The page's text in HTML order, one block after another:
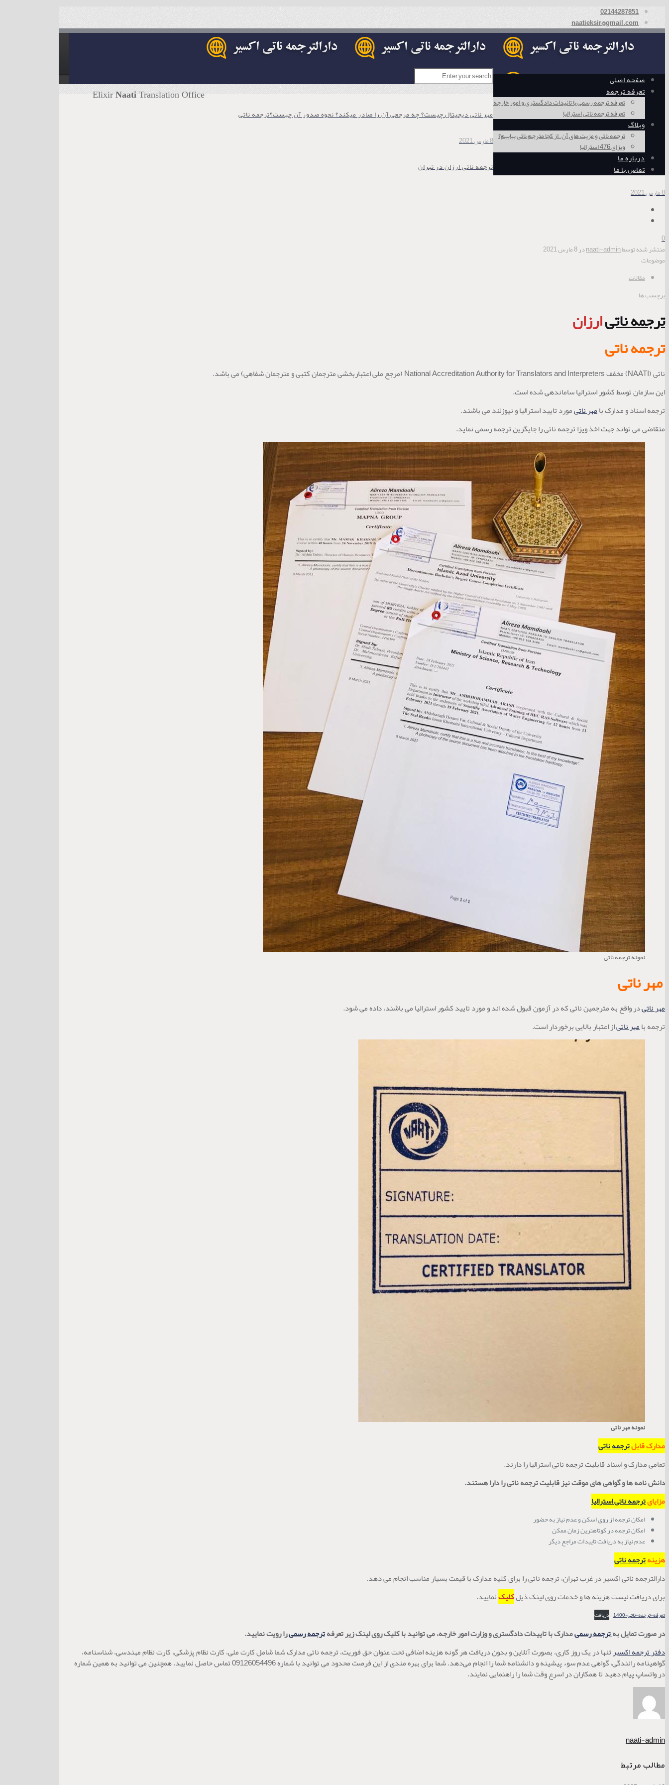
02144287851
naatieksir@gmail.com
صفحه اصلی
تعرفه ترجمه
تعرفه ترجمه رسمی با تائیدات دادگستری و امور خارجه
تعرفه ترجمه ناتی استرالیا
وبلاگ
ترجمه ناتی و مزیت های آن – از کجا مترجم ناتی بیابیم؟
ویزای 476 استرالیا
درباره ما
تماس با ما
Elixir Naati Translation Office
مهر ناتی دیجیتال چیست؟ چه مرجعی آن را صادر میکند؟ نحوه صدور آن چیست؟ترجمه ناتی
8 مارس 2021
ترجمه ناتی ارزان در تهران
8 مارس 2021
0
منتشر شده توسطnaati-adminدر8 مارس 2021
موضوعات
مقالات
برچسب ها
ترجمه ناتیارزان
ترجمه ناتی
ناتی (NAATI) مخفف National Accreditation Authority for Translators and Interpreters (مرجع ملی اعتباربخشی مترجمان کتبی و مترجمان شفاهی) می باشد.
این سازمان توسط کشور استرالیا ساماندهی شده است.
ترجمه اسناد و مدارک بامهر ناتیمورد تایید استرالیا و نیوزلند می باشند.
متقاضی می تواند جهت اخذ ویزا ترجمه ناتی را جایگزین ترجمه رسمی نماید.
نمونه ترجمه ناتی
مهر ناتی
مهر ناتیدر واقع به مترجمین ناتی که در آزمون قبول شده اند و مورد تایید کشور استرالیا می باشند، داده می شود.
ترجمه بامهر ناتیاز اعتبار بالایی برخوردار است.
نمونه مهر ناتی
مدارک قابلترجمه ناتی
تمامی مدارک و اسناد قابلیت ترجمه ناتی استرالیا را دارند.
دانش نامه ها و گواهی های موقت نیز قابلیت ترجمه ناتی را دارا هستند.
مزایایترجمه ناتی استرالیا
امکان ترجمه از روی اسکن و عدم نیاز به حضور
امکان ترجمه در کوتاهترین زمان ممکن
عدم نیاز به دریافت تاییدات مراجع دیگر
هزینهترجمه ناتی
دارالترجمه ناتی اکسیر در غرب تهران، ترجمه ناتی را برای کلیه مدارک با قیمت بسیار مناسب انجام می دهد.
برای دریافت لیست هزینه ها و خدمات روی لینک ذیلکلیکنمایید.
تعرفه-ترجمه-ناتی-1400 دریافت
در صورت تمایل بهترجمه رسمیمدارک با تاییدات دادگستری و وزارت امور خارجه، می توانید با کلیک روی لینک زیر تعرفهترجمه رسمیرا رویت نمایید.
دفتر ترجمه اکسیرتنها در یک روز کاری، بصورت آنلاین و بدون دریافت هر گونه هزینه اضافی تحت عنوان حق فوریت، ترجمه ناتی مدارک شما شامل کارت ملی، کارت نظام پزشکی، کارت نظام مهندسی، شناسنامه،
گواهینامه رانندگی، گواهی عدم سوء پیشینه و دانشنامه شما را انجام می‌دهد. شما برای بهره مندی از این فرصت محدود می توانید با شماره 09126054496 تماس حاصل نمایید. همچنین می توانید به همین شماره
در واتساپ پیام دهید تا همکاران در اسرع وقت شما را راهنمایی نمایند.
naati-admin
مطالب مرتبط